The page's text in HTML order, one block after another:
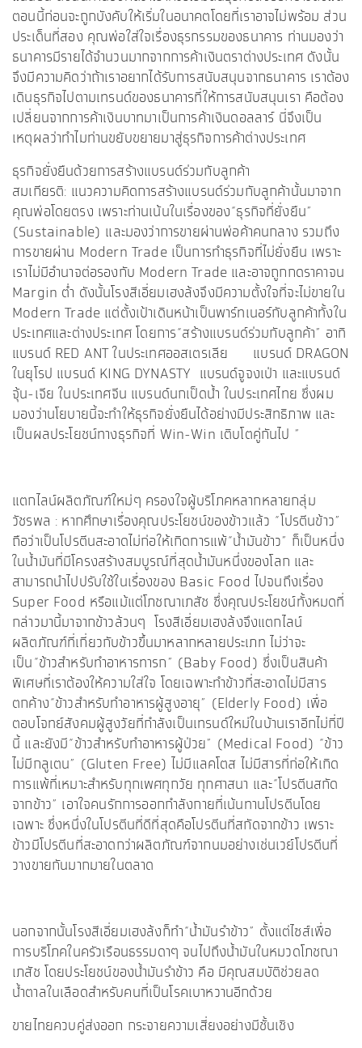
ตอนนี้ก่อนจะถูกบังคับให้เริ่มในอนาคตโดยที่เราอาจไม่พร้อม ส่วน
ประเด็นที่สอง คุณพ่อใส่ใจเรื่องธุรกรรมของธนาคาร ท่านมองว่า
ธนาคารมีรายได้จำนวนมากจากการค้าเงินตราต่างประเทศ ดังนั้น
จึงมีความคิดว่าถ้าเราอยากได้รับการสนับสนุนจากธนาคาร เราต้อง
เดินธุรกิจไปตามเทรนด์ของธนาคารที่ให้การสนับสนุนเรา คือต้อง
เปลี่ยนจากการค้าเงินบาทมาเป็นการค้าเงินดอลลาร์ นี่จึงเป็น
เหตุผลว่าทำไมท่านขยับขยายมาสู่ธุรกิจการค้าต่างประเทศ
ธุรกิจยั่งยืนด้วยการสร้างแบรนด์ร่วมกับลูกค้า
สมเกียรติ: แนวความคิดการสร้างแบรนด์ร่วมกับลูกค้านั้นมาจาก
คุณพ่อโดยตรง เพราะท่านเน้นในเรื่องของ“ธุรกิจที่ยั่งยืน”
(Sustainable) และมองว่าการขายผ่านพ่อค้าคนกลาง รวมถึง
การขายผ่าน Modern Trade เป็นการทำธุรกิจที่ไม่ยั่งยืน เพราะ
เราไม่มีอำนาจต่อรองกับ Modern Trade และอาจถูกกดราคาจน
Margin ต่ำ ดังนั้นโรงสีเอี่ยมเฮงล้งจึงมีความตั้งใจที่จะไม่ขายใน
Modern Trade แต่ตั้งเป้าเดินหน้าเป็นพาร์ทเนอร์กับลูกค้าทั้งใน
ประเทศและต่างประเทศ โดยการ“สร้างแบรนด์ร่วมกับลูกค้า” อาทิ
แบรนด์ RED ANT ในประเทศออสเตรเลีย แบรนด์ DRAGON
ในยุโรป แบรนด์ KING DYNASTY แบรนด์จูจงเป่า และแบรนด์
จุ้น-เจีย ในประเทศจีน แบรนด์นกเป็ดน้ำ ในประเทศไทย ซึ่งผม
มองว่านโยบายนี้จะทำให้ธุรกิจยั่งยืนได้อย่างมีประสิทธิภาพ และ
เป็นผลประโยชน์ทางธุรกิจที่ Win-Win เติบโตคู่กันไป ”
แตกไลน์ผลิตภัณฑ์ใหม่ๆ ครองใจผู้บริโภคหลากหลายกลุ่ม
วัชรพล : หากศึกษาเรื่องคุณประโยชน์ของข้าวแล้ว “โปรตีนข้าว”
ถือว่าเป็นโปรตีนสะอาดไม่ก่อให้เกิดการแพ้“น้ำมันข้าว” ก็เป็นหนึ่ง
ในน้ำมันที่มีโครงสร้างสมบูรณ์ที่สุดน้ำมันหนึ่งของโลก และ
สามารถนำไปปรับใช้ในเรื่องของ Basic Food ไปจนถึงเรื่อง
Super Food หรือแม้แต่โภชณาเภสัช ซึ่งคุณประโยชน์ทั้งหมดที่
กล่าวมานี้มาจากข้าวล้วนๆ โรงสีเอี่ยมเฮงล้งจึงแตกไลน์
ผลิตภัณฑ์ที่เกี่ยวกับข้าวขึ้นมาหลากหลายประเภท ไม่ว่าจะ
เป็น“ข้าวสำหรับทำอาหารทารก” (Baby Food) ซึ่งเป็นสินค้า
พิเศษที่เราต้องให้ความใส่ใจ โดยเฉพาะทำข้าวที่สะอาดไม่มีสาร
ตกค้าง“ข้าวสำหรับทำอาหารผู้สูงอายุ” (Elderly Food) เพื่อ
ตอบโจทย์สังคมผู้สูงวัยที่กำลังเป็นเทรนด์ใหม่ในบ้านเราอีกไม่กี่ปี
นี้ และยังมี“ข้าวสำหรับทำอาหารผู้ป่วย” (Medical Food) “ข้าว
ไม่มีกลูเตน” (Gluten Free) ไม่มีแลคโตส ไม่มีสารที่ก่อให้เกิด
การแพ้ที่เหมาะสำหรับทุกเพศทุกวัย ทุกศาสนา และ“โปรตีนสกัด
จากข้าว” เอาใจคนรักการออกกำลังกายที่เน้นทานโปรตีนโดย
เฉพาะ ซึ่งหนึ่งในโปรตีนที่ดีที่สุดคือโปรตีนที่สกัดจากข้าว เพราะ
ข้าวมีโปรตีนที่สะอาดกว่าผลิตภัณฑ์จากนมอย่างเช่นเวย์โปรตีนที่
วางขายกันมากมายในตลาด
นอกจากนั้นโรงสีเอี่ยมเฮงล้งก็ทำ“น้ำมันรำข้าว” ตั้งแต่ไซส์เพื่อ
การบริโภคในครัวเรือนธรรมดาๆ จนไปถึงน้ำมันในหมวดโภชณา
เภสัช โดยประโยชน์ของน้ำมันรำข้าว คือ มีคุณสมบัติช่วยลด
น้ำตาลในเลือดสำหรับคนที่เป็นโรคเบาหวานอีกด้วย
ขายไทยควบคู่ส่งออก กระจายความเสี่ยงอย่างมีชั้นเชิง